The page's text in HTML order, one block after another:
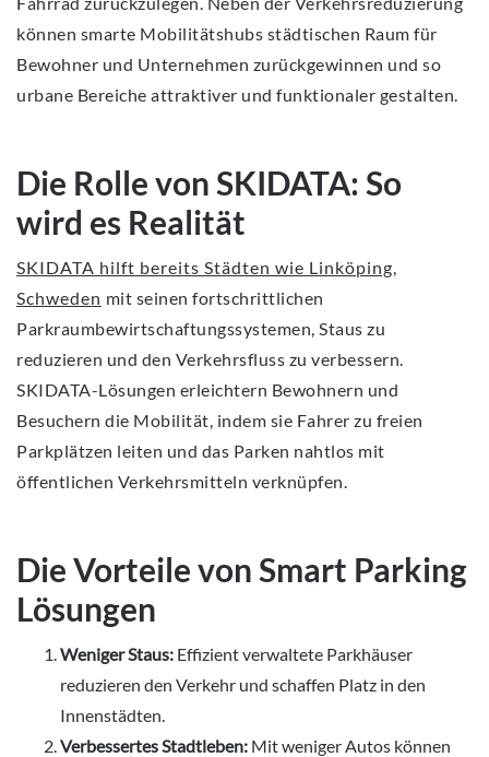
können smarte Mobilitätshubs städtischen Raum für
Bewohner und Unternehmen zurückgewinnen und so
urbane Bereiche attraktiver und funktionaler gestalten.
Die Rolle von SKIDATA: So
wird es Realität
SKIDATA hilft bereits Städten wie Linköping,
Schweden mit seinen fortschrittlichen
Parkraumbewirtschaftungssystemen, Staus zu
reduzieren und den Verkehrsfluss zu verbessern.
SKIDATA-Lösungen erleichtern Bewohnern und
Besuchern die Mobilität, indem sie Fahrer zu freien
Parkplätzen leiten und das Parken nahtlos mit
öffentlichen Verkehrsmitteln verknüpfen.
Die Vorteile von Smart Parking
Lösungen
Weniger Staus: Effizient verwaltete Parkhäuser
reduzieren den Verkehr und schaffen Platz in den
Innenstädten.
Verbessertes Stadtleben: Mit weniger Autos können